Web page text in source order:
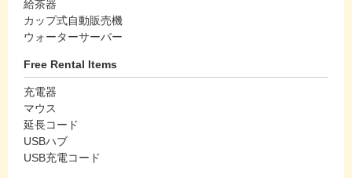
給茶器
カップ式自動販売機
ウォーターサーバー
Free Rental Items
充電器
マウス
延長コード
USBハブ
USB充電コード